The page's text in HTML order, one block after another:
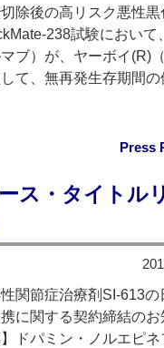
切除後の高リスク悪性
238試験において
マブ）が、ヤーボイ(R)
て、無再発生存期間
Press
ス・タイトル
性関節症治療剤SI-613
に関する契約締結のお
】ドパミン・ノルエピ